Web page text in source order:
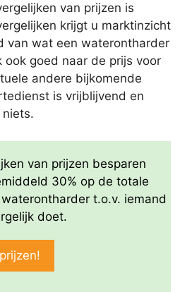
van prijzen is
krijgt u marktinzicht
van wat een waterontharder
ook goed naar de prijs voor
andere bijkomende
is vrijblijvend en
van prijzen besparen
30% op de totale
t.o.v. iemand
doet.